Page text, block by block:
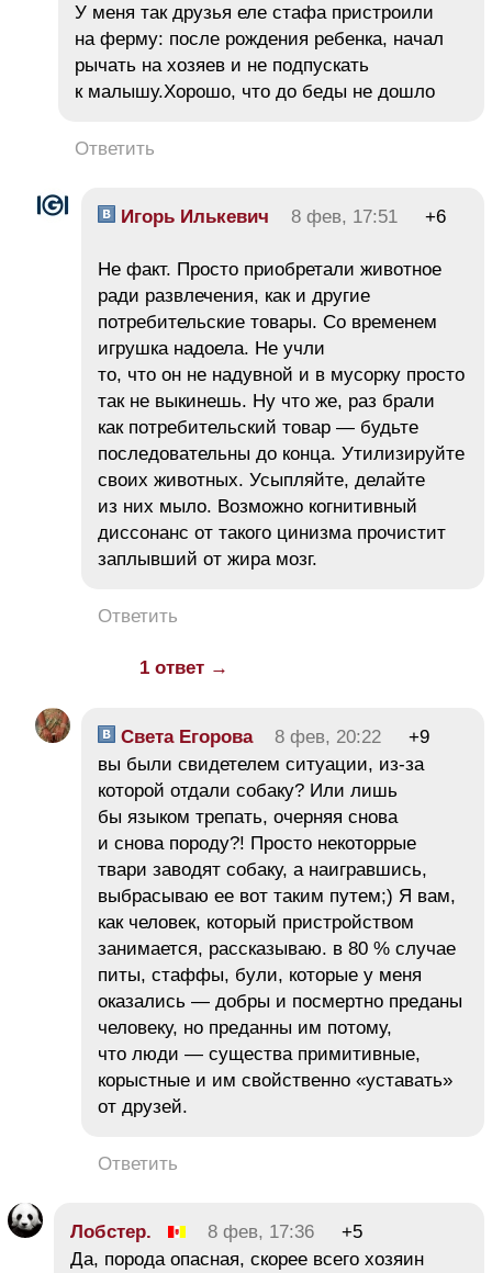
У меня так друзья еле стафа пристроили
на ферму: после рождения ребенка, начал
рычать на хозяев и не подпускать
к малышу.Хорошо, что до беды не дошло
Ответить
Игорь Илькевич 8 фев, 17:51 +6
Не факт. Просто приобретали животное
ради развлечения, как и другие
потребительские товары. Со временем
игрушка надоела. Не учли
то, что он не надувной и в мусорку просто
так не выкинешь. Ну что же, раз брали
как потребительский товар — будьте
последовательны до конца. Утилизируйте
своих животных. Усыпляйте, делайте
из них мыло. Возможно когнитивный
диссонанс от такого цинизма прочистит
заплывший от жира мозг.
Ответить
1 ответ →
Света Егорова 8 фев, 20:22
+9
вы были свидетелем ситуации, из-за
которой отдали собаку? Или лишь
бы языком трепать, очерняя снова
и снова породу?! Просто некоторрые
твари заводят собаку, а наигравшись,
выбрасываю ее вот таким путем;) Я вам,
как человек, который пристройством
занимается, рассказываю. в 80 % случае
питы, стаффы, були, которые у меня
оказались — добры и посмертно преданы
человеку, но преданны им потому,
что люди — существа примитивные,
корыстные и им свойственно «уставать»
от друзей.
Ответить
Лобстер. 8 фев, 17:36
+5
Да, порода опасная, скорее всего хозяин